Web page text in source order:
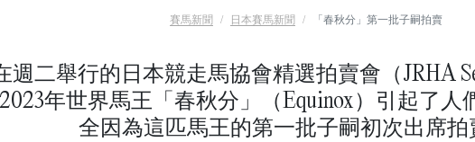
賽馬新聞 日本賽馬新聞 「春秋分」第一批子嗣拍賣
週二舉行的日本競走馬協會精選拍賣會（JRHA
2023年世界馬王「春秋分」（Equinox）引起了人
全因為這匹馬王的第一批子嗣初次出席拍